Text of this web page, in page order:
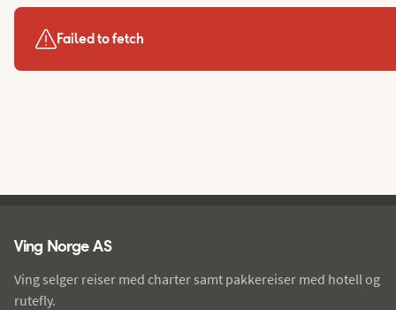
Failed to fetch
Ving Norge AS
Ving selger reiser med charter samt pakkereiser med hotell og
rutefly.